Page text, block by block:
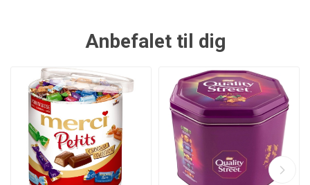
Anbefalet til dig